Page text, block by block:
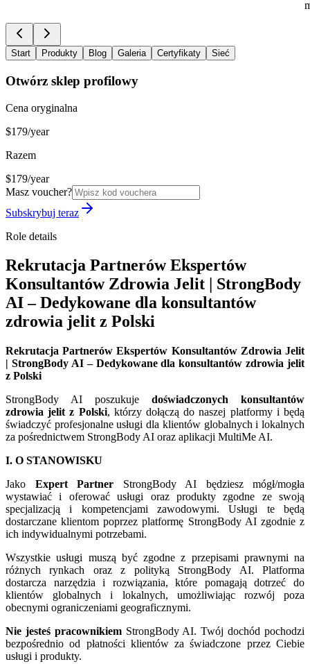
Start Produkty Blog Galeria Certyfikaty Sieć
Otwórz sklep profilowy
Cena oryginalna
$179/year
Razem
$179/year
Masz voucher?
Subskrybuj teraz
Role details
Rekrutacja Partnerów Ekspertów
Konsultantów Zdrowia Jelit | StrongBody
AI – Dedykowane dla konsultantów
zdrowia jelit z Polski
Rekrutacja Partnerów Ekspertów Konsultantów Zdrowia Jelit
| StrongBody AI – Dedykowane dla konsultantów zdrowia jelit
z Polski
StrongBody AI poszukuje doświadczonych konsultantów
zdrowia jelit z Polski, którzy dołączą do naszej platformy i będą
świadczyć profesjonalne usługi dla klientów globalnych i lokalnych
za pośrednictwem StrongBody AI oraz aplikacji MultiMe AI.
I. O STANOWISKU
Jako Expert Partner StrongBody AI będziesz mógł/mogła
wystawiać i oferować usługi oraz produkty zgodne ze swoją
specjalizacją i kompetencjami zawodowymi. Usługi te będą
dostarczane klientom poprzez platformę StrongBody AI zgodnie z
ich indywidualnymi potrzebami.
Wszystkie usługi muszą być zgodne z przepisami prawnymi na
różnych rynkach oraz z polityką StrongBody AI. Platforma
dostarcza narzędzia i rozwiązania, które pomagają dotrzeć do
klientów globalnych i lokalnych, umożliwiając rozwój poza
obecnymi ograniczeniami geograficznymi.
Nie jesteś pracownikiemStrongBody AI. Twój dochód pochodzi
bezpośrednio od płatności klientów za świadczone przez Ciebie
usługi i produkty.